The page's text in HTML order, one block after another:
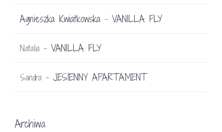
Agnieszka Kwiatkowska - VANILLA FLY
Natalia - VANILLA FLY
Sandra - JESIENNY APARTAMENT
Archiwa